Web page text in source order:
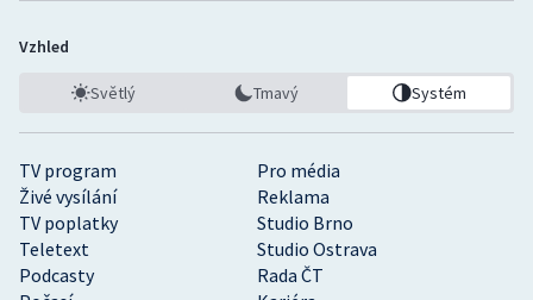
TV program
Pro média
Živé vysílání
Reklama
TV poplatky
Studio Brno
Teletext
Studio Ostrava
Podcasty
Rada ČT
Vzhled
Světlý Tmavý Systém